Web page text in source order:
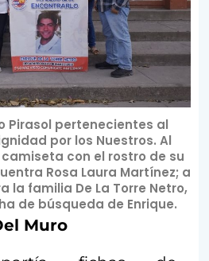
Pirasol pertenecientes al
por los Nuestros. Al
con el rostro de su
Rosa Laura Martínez; a
la familia De La Torre Netro,
de búsqueda de Enrique.
Muro